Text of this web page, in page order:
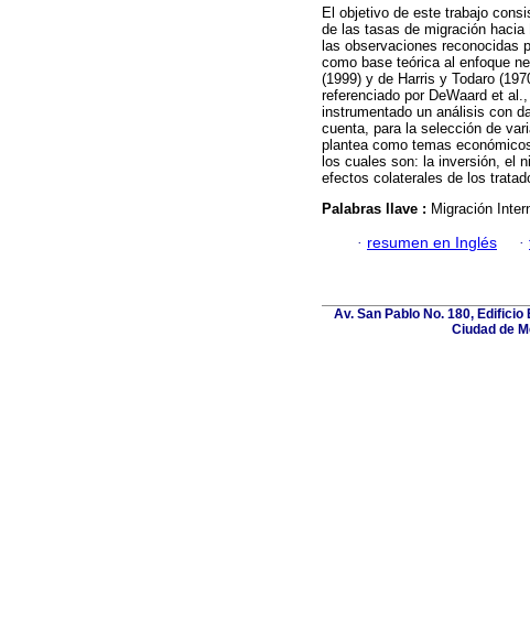
El objetivo de este trabajo
de las tasas de migración
las observaciones reconocidas
como base teórica al enfoque
(1999) y de Harris y Todaro
referenciado por DeWaard et
instrumentado un análisis con
cuenta, para la selección de
plantea como temas
los cuales son: la inversión, el
efectos colaterales de los
Palabras llave : Migración
· resumen en Inglés ·
Av. San Pablo No. 180,
Ciudad de